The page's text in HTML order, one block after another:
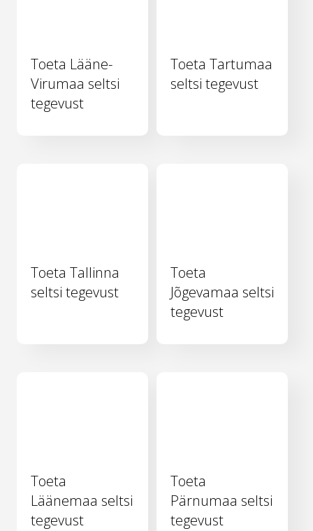
Toeta Lääne-
Virumaa seltsi
tegevust
Toeta Tartumaa
seltsi tegevust
Toeta Tallinna
seltsi tegevust
Toeta
Jõgevamaa seltsi
tegevust
Toeta
Läänemaa seltsi
tegevust
Toeta
Pärnumaa seltsi
tegevust